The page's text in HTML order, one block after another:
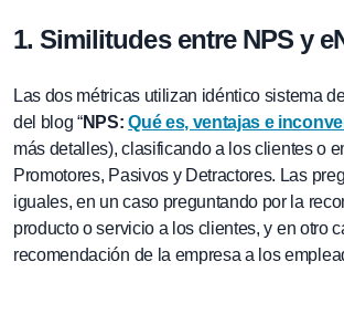
1. Similitudes entre NPS y
Las dos métricas utilizan idéntico sistema
del blog “NPS:Qué es, ventajas e
más detalles), clasificando a los clientes o
Promotores, Pasivos y Detractores. Las
iguales, en un caso preguntando por la
producto o servicio a los clientes, y en otro
recomendación de la empresa a los